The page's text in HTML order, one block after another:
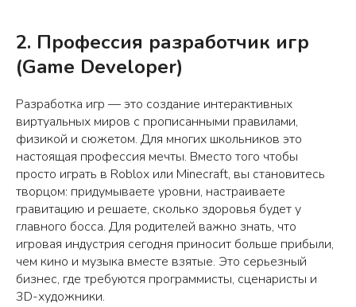
2. Профессия разработчик игр
(Game Developer)
Разработка игр — это создание интерактивных
виртуальных миров с прописанными правилами,
физикой и сюжетом. Для многих школьников это
настоящая профессия мечты. Вместо того чтобы
просто играть в Roblox или Minecraft, вы становитесь
творцом: придумываете уровни, настраиваете
гравитацию и решаете, сколько здоровья будет у
главного босса. Для родителей важно знать, что
игровая индустрия сегодня приносит больше прибыли,
чем кино и музыка вместе взятые. Это серьезный
бизнес, где требуются программисты, сценаристы и
3D-художники.